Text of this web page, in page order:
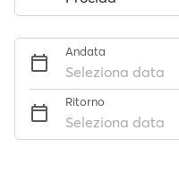
Andata
Seleziona data
Ritorno
Seleziona data